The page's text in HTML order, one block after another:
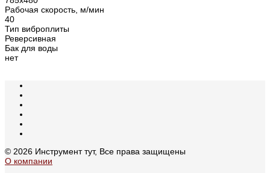
Рабочая скорость, м/мин
40
Тип виброплиты
Реверсивная
Бак для воды
нет
© 2026 Инструмент тут, Все права защищены
О компании